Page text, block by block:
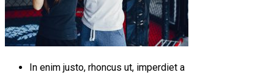
In enim justo, rhoncus ut, imperdiet a